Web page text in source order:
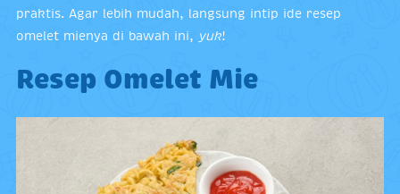
praktis. Agar lebih mudah, langsung intip ide resep
omelet mienya di bawah ini,
yuk!
Resep Omelet Mie